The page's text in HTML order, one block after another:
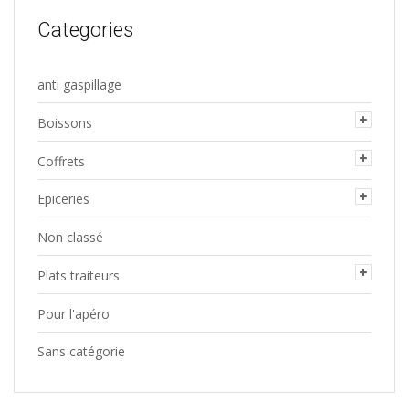
Categories
anti gaspillage
Boissons
Coffrets
Epiceries
Non classé
Plats traiteurs
Pour l'apéro
Sans catégorie